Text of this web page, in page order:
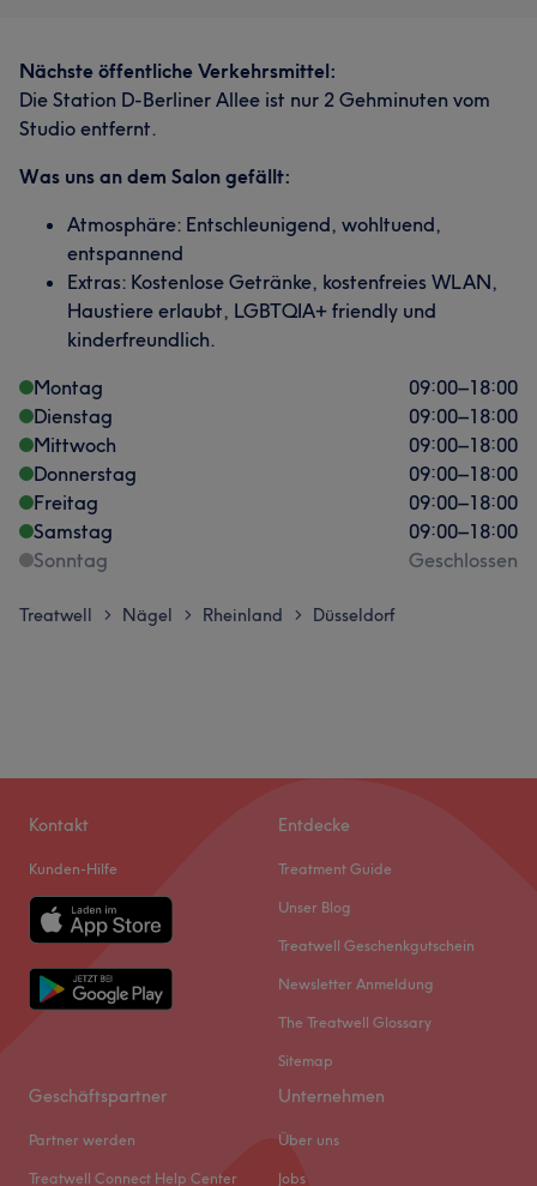
Nächste öffentliche Verkehrsmittel:
Die Station D-Berliner Allee ist nur 2 Gehminuten vom
Studio entfernt.
Was uns an dem Salon gefällt:
Atmosphäre: Entschleunigend, wohltuend,
entspannend
Extras: Kostenlose Getränke, kostenfreies WLAN,
Haustiere erlaubt, LGBTQIA+ friendly und
kinderfreundlich.
Montag
09:00–18:00
Dienstag
09:00–18:00
Mittwoch
09:00–18:00
Donnerstag
09:00–18:00
Freitag
09:00–18:00
Samstag
09:00–18:00
Sonntag
Geschlossen
Treatwell > Nägel > Rheinland > Düsseldorf
Kontakt
Kunden-Hilfe
Entdecke
Treatment Guide
Unser Blog
Treatwell Geschenkgutschein
Newsletter Anmeldung
The Treatwell Glossary
Sitemap
Geschäftspartner
Partner werden
Treatwell Connect Help Center
Unternehmen
Über uns
Jobs